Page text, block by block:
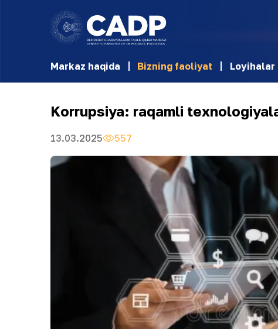
Markaz haqida Bizning faoliyat Loyihalar
Korrupsiya: raqamli
13.03.2025 557